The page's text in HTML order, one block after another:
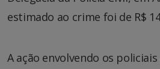
estimado ao crime foi de R$
A ação envolvendo os